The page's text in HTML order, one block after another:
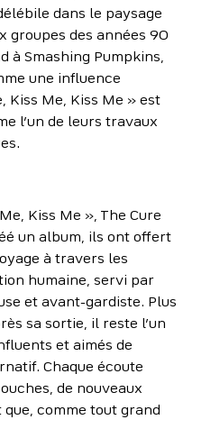
dans le paysage
groupes des années 90
à Smashing Pumpkins,
une influence
Kiss Me, Kiss Me » est
l’un de leurs travaux
Kiss Me », The Cure
un album, ils ont offert
à travers les
humaine, servi par
et avant-gardiste. Plus
sa sortie, il reste l’un
et aimés de
Chaque écoute
de nouveaux
comme tout grand